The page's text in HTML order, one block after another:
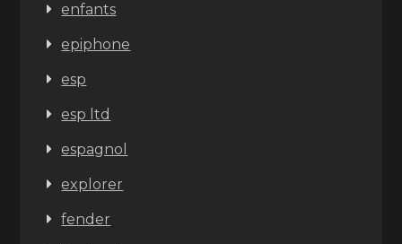
enfants
epiphone
esp
esp ltd
espagnol
explorer
fender